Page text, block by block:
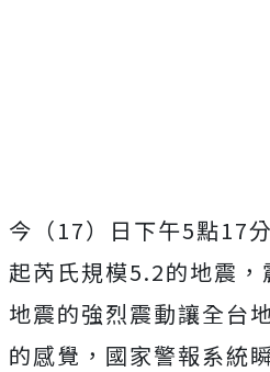
今（17）日下午5點17
起芮氏規模5.2的地震，
地震的強烈震動讓全台
的感覺，國家警報系統